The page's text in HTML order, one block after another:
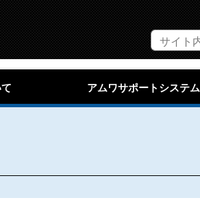
アムワサポートシステム